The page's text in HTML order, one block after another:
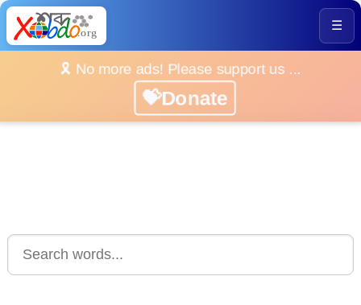
☰
🎗️ No more ads! Please support us ...
💝Donate